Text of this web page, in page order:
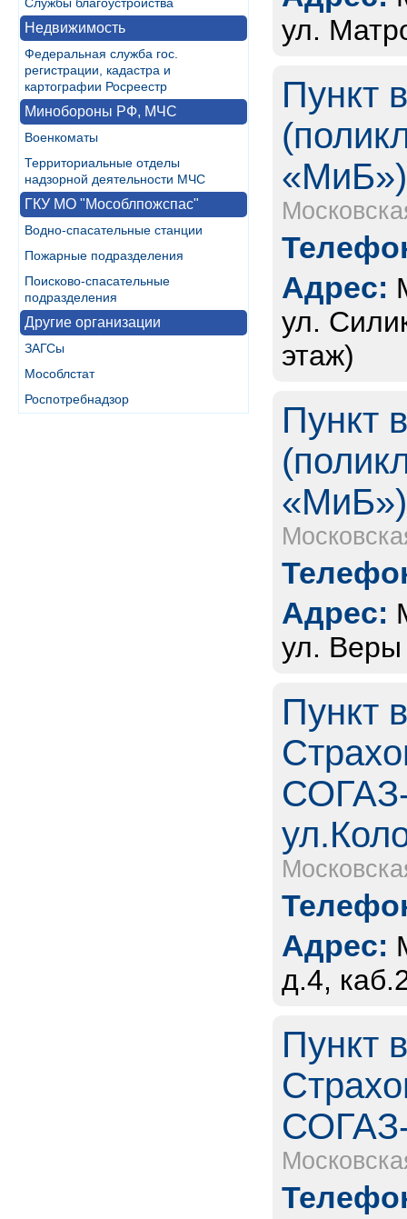
Недвижимость
Федеральная служба гос.
регистрации, кадастра и
картографии Росреестр
Минобороны РФ, МЧС
Военкоматы
Территориальные отделы
надзорной деятельности МЧС
ГКУ МО "Мособлпожспас"
Водно-спасательные станции
Пожарные подразделения
Поисково-спасательные
подразделения
Другие организации
ЗАГСы
Мособлстат
Роспотребнадзор
ул.
Пункт
Адрес:
ул.
этаж)
Пункт
Адрес:
ул. Веры
Пункт
Адрес:
д.4,
Пункт